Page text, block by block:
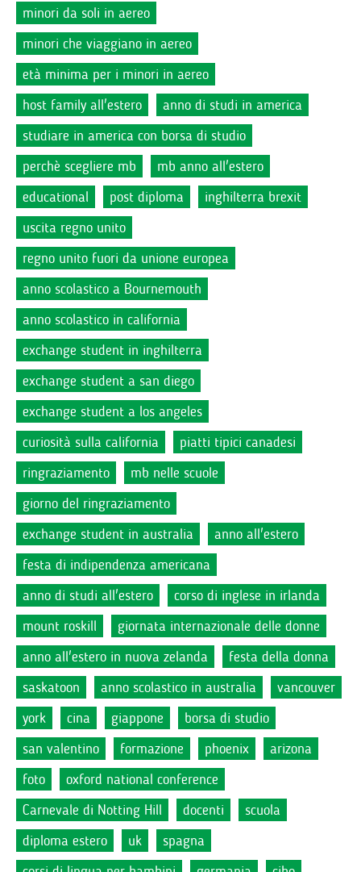
minori da soli in aereo
minori che viaggiano in aereo
età minima per i minori in aereo
host family all'estero
anno di studi in america
studiare in america con borsa di studio
perchè scegliere mb
mb anno all'estero
educational
post diploma
inghilterra brexit
uscita regno unito
regno unito fuori da unione europea
anno scolastico a Bournemouth
anno scolastico in california
exchange student in inghilterra
exchange student a san diego
exchange student a los angeles
curiosità sulla california
piatti tipici canadesi
ringraziamento
mb nelle scuole
giorno del ringraziamento
exchange student in australia
anno all'estero
festa di indipendenza americana
anno di studi all'estero
corso di inglese in irlanda
mount roskill
giornata internazionale delle donne
anno all'estero in nuova zelanda
festa della donna
saskatoon
anno scolastico in australia
vancouver
york
cina giappone
borsa di studio
san valentino
formazione phoenix
arizona
foto
oxford national conference
Carnevale di Notting Hill
docenti
scuola
diploma estero
uk
spagna